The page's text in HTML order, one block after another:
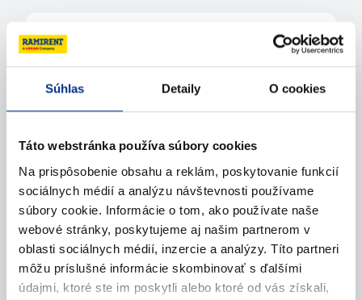
Súhlas Detaily O cookies
Táto webstránka používa súbory cookies
Na prispôsobenie obsahu a reklám, poskytovanie funkcií
sociálnych médií a analýzu návštevnosti používame
súbory cookie. Informácie o tom, ako používate naše
webové stránky, poskytujeme aj našim partnerom v
oblasti sociálnych médií, inzercie a analýzy. Títo partneri
môžu príslušné informácie skombinovať s ďalšími
údajmi, ktoré ste im poskytli alebo ktoré od vás získali,
Potrebujete pomoc?
Kontaktujte nás
Zavolajte nám
Napíšte nám (e-mail)